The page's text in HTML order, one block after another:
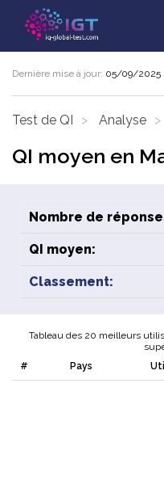
Dernière mise à jour: 05/09/2025
Test de QI Analyse
QI moyen en
Nombre de
QI moyen:
Classement:
Tableau des 20 meilleurs
#
Pays